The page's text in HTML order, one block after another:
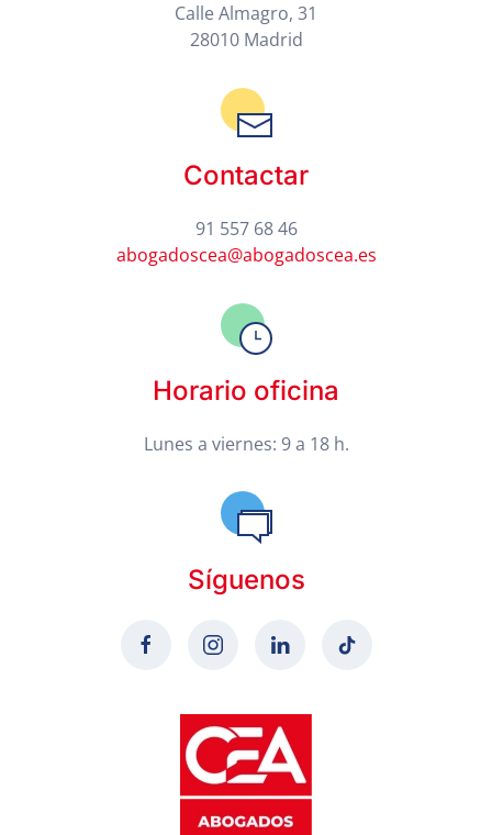
Calle Almagro, 31
28010 Madrid
Contactar
91 557 68 46
abogadoscea@abogadoscea.es
Horario oficina
Lunes a viernes: 9 a 18 h.
Síguenos